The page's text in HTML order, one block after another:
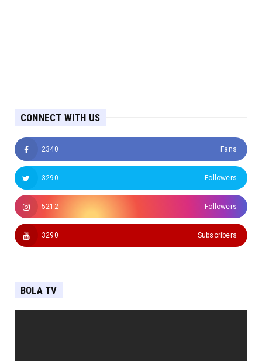
CONNECT WITH US
2340 Fans
3290 Followers
5212 Followers
3290 Subscribers
BOLA TV